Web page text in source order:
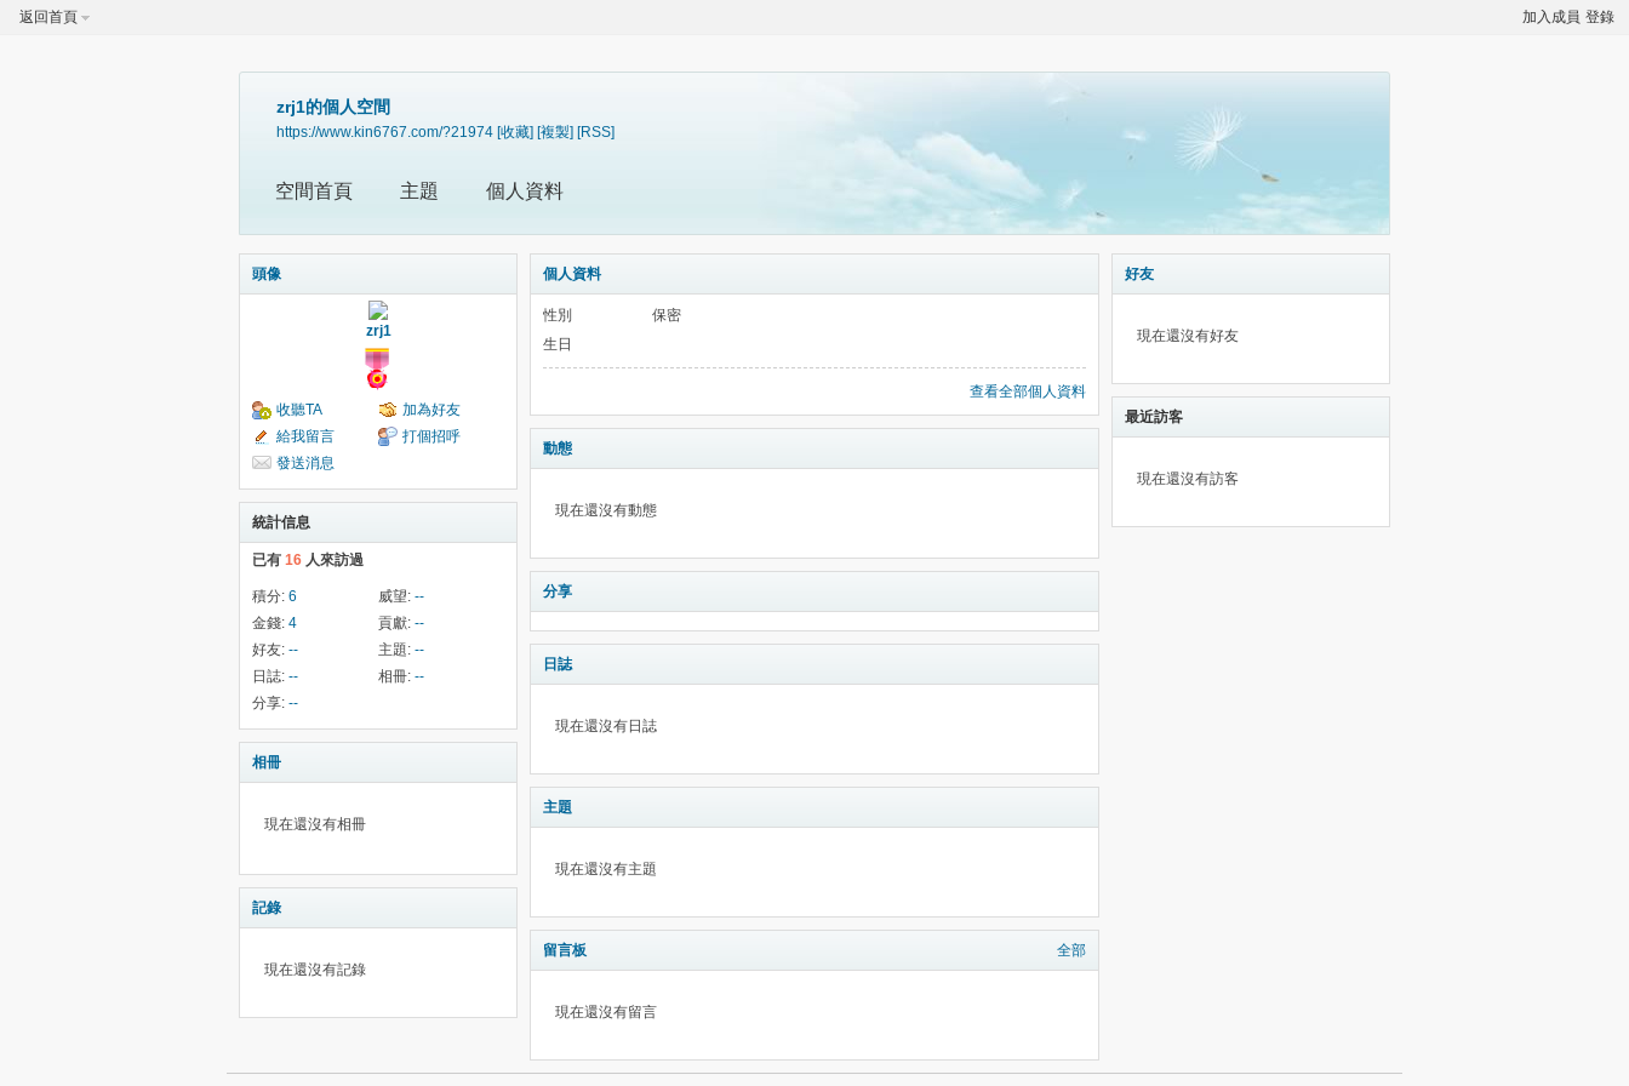
加入成員 登錄
返回首頁
zrj1的個人空間
https://www.kin6767.com/?21974 [收藏] [複製] [RSS]
空間首頁 主題 個人資料
頭像
zrj1
收聽TA
加為好友
給我留言
打個招呼
發送消息
統計信息
已有 16 人來訪過
積分: 6 威望: --
金錢: 4 貢獻: --
好友: -- 主題: --
日誌: -- 相冊: --
分享: --
相冊
現在還沒有相冊
記錄
現在還沒有記錄
個人資料
性別
保密
生日
查看全部個人資料
動態
現在還沒有動態
分享
日誌
現在還沒有日誌
主題
現在還沒有主題
留言板 全部
現在還沒有留言
好友
現在還沒有好友
最近訪客
現在還沒有訪客